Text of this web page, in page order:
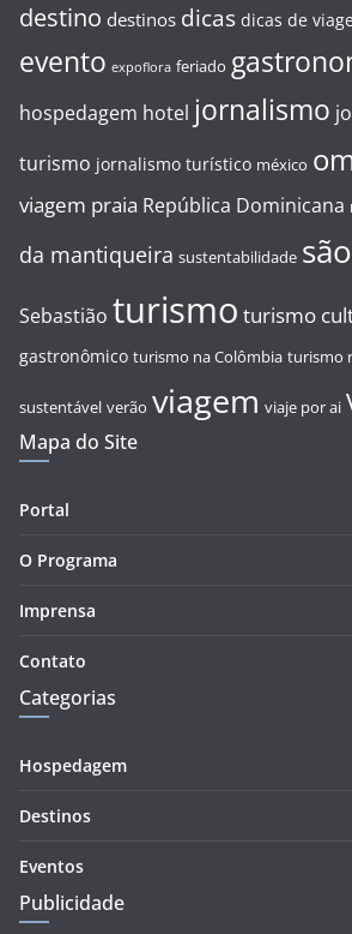
destino destinos dicas dicas de
evento expoflora feriado
hospedagem hotel jornalismo
turismo jornalismo turístico méxico
viagem praia República Dominicana
da mantiqueira sustentabilidade
Sebastião turismo turismo
gastronômico turismo na Colômbia turismo
sustentável verão viagem viaje por ai
Mapa do Site
Portal
O Programa
Imprensa
Contato
Categorias
Hospedagem
Destinos
Eventos
Publicidade